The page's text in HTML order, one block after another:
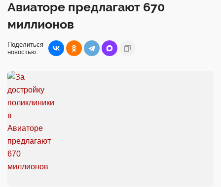
Авиаторе предлагают 670
миллионов
Поделиться
новостью: